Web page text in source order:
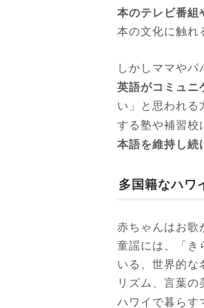
本のテレビ番組
本の文化に触れ
しかしママやパ
英語がコミュニ
い」と思われる
する塾や補習校
本語を維持し続
多国籍なハワ
赤ちゃんはお歌
童謡には、「き
いる、世界的な
リズム、言葉の
ハワイで暮らす